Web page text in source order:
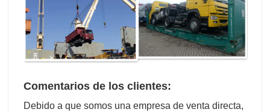
Comentarios de los clientes:
Debido a que somos una empresa de venta directa,